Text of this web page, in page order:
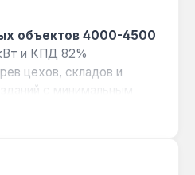
объектов 4000-4500
и КПД 82%
цехов, складов и
с минимальным
объектов без